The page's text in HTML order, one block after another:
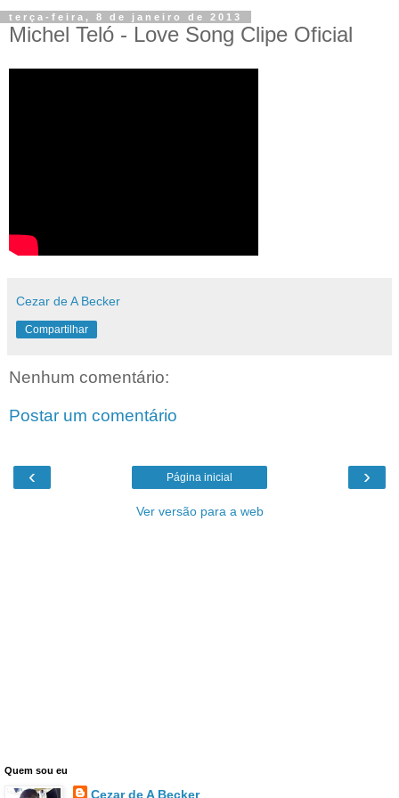
terça-feira, 8 de janeiro de 2013
Michel Teló - Love Song Clipe Oficial
Cezar de A Becker
Compartilhar
Nenhum comentário:
Postar um comentário
‹ ›
Página inicial
Ver versão para a web
Quem sou eu
Cezar de A Becker